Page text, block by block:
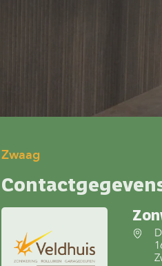
Zwaag